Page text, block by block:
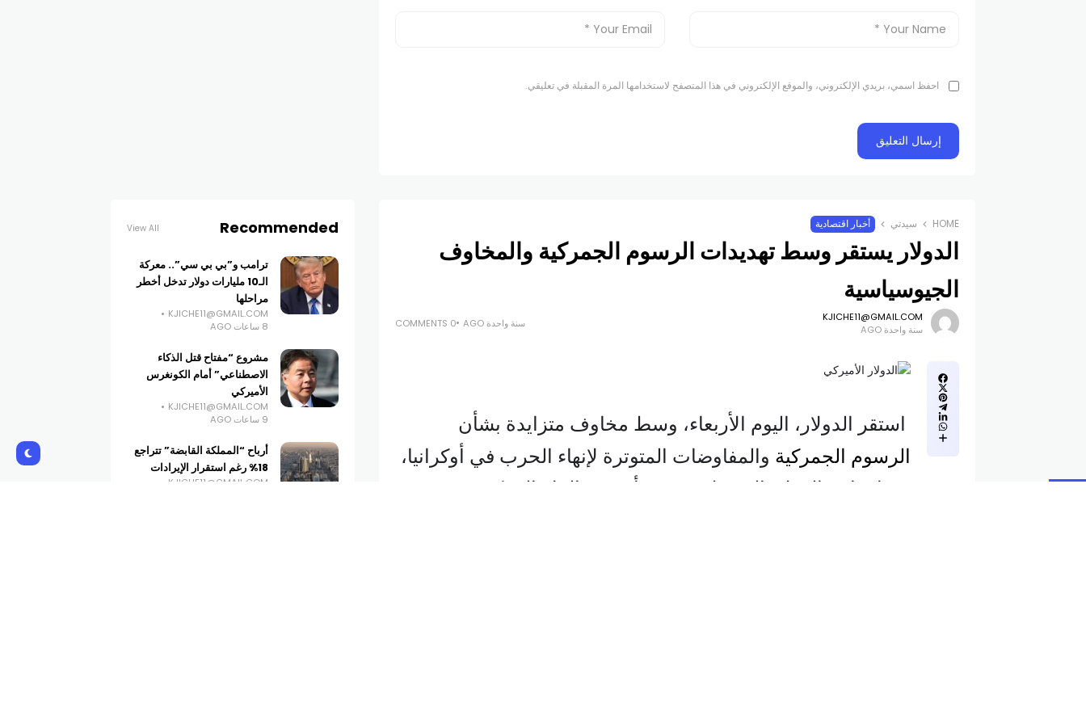
احفظ اسمي، بريدي الإلكتروني، والموقع الإلكتروني في هذا المتصفح لاستخدامها المرة المقبلة في تعليقي.
HOME سيدتي أخبار اقتصادية
الدولار يستقر وسط تهديدات الرسوم الجمركية والمخاوف
الجيوسياسية
KJICHE11@GMAIL.COM
سنة واحدة AGO
سنة واحدة AGO 0 COMMENTS
استقر الدولار، اليوم الأربعاء، وسط مخاوف متزايدة بشأن
الرسوم الجمركية والمفاوضات المتوترة لإنهاء الحرب في أوكرانيا،
بينما تراجع الدولار النيوزيلاندي بعد أن قرر البنك المركزي خفض
Recommended
View All
ترامب و”بي بي سي”.. معركة
الـ10 مليارات دولار تدخل أخطر
مراحلها
KJICHE11@GMAIL.COM
8 ساعات AGO
مشروع “مفتاح قتل الذكاء
الاصطناعي” أمام الكونغرس
الأميركي
KJICHE11@GMAIL.COM
9 ساعات AGO
أرباح “المملكة القابضة” تتراجع
18% رغم استقرار الإيرادات
KJICHE11@GMAIL.COM